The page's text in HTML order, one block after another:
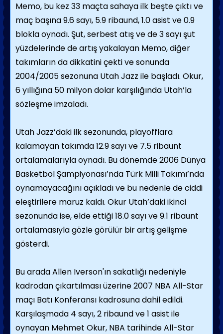
Memo, bu kez 33 maçta sahaya ilk beşte çıktı ve
maç başına 9.6 sayı, 5.9 ribaund, 1.0 asist ve 0.9
blokla oynadı. Şut, serbest atış ve de 3 sayı şut
yüzdelerinde de artış yakalayan Memo, diğer
takımların da dikkatini çekti ve sonunda
2004/2005 sezonuna Utah Jazz ile başladı. Okur,
6 yıllığına 50 milyon dolar karşılığında Utah’la
sözleşme imzaladı.
Utah Jazz’daki ilk sezonunda, playofflara
kalamayan takımda 12.9 sayı ve 7.5 ribaunt
ortalamalarıyla oynadı. Bu dönemde 2006 Dünya
Basketbol Şampiyonası’nda Türk Milli Takımı’nda
oynamayacağını açıkladı ve bu nedenle de ciddi
eleştirilere maruz kaldı. Okur Utah’daki ikinci
sezonunda ise, elde ettiği 18.0 sayı ve 9.1 ribaunt
ortalamasıyla gözle görülür bir artış gelişme
gösterdi.
Bu arada Allen Iverson'ın sakatlığı nedeniyle
kadrodan çıkartılması üzerine 2007 NBA All-Star
maçı Batı Konferansı kadrosuna dahil edildi.
Karşılaşmada 4 sayı, 2 ribaund ve 1 asist ile
oynayan Mehmet Okur, NBA tarihinde All-Star